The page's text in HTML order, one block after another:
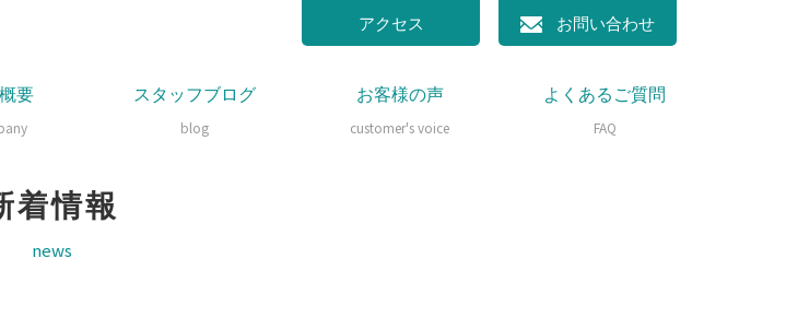
お問い合わせ
アクセス
要
スタッフブログ
blog
お客様の声
customer's voice
よくあるご質問
FAQ
着情報
news